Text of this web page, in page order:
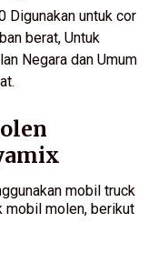
Digunakan untuk cor
berat, Untuk
Negara dan Umum
mobil truck
mobil molen, berikut